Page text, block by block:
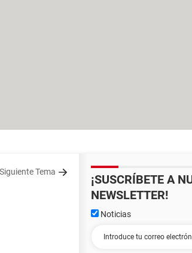
Siguiente Tema
¡SUSCRÍBETE A
NEWSLETTER!
Noticias